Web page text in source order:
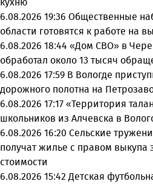
6.08.2026 19:36 Общественные
области готовятся к работе на
6.08.2026 18:44 «Дом СВО» в
обработал около 13 тысяч
6.08.2026 17:59 В Вологде
дорожного полотна на
6.08.2026 17:17 «Территория
школьников из Алчевска в
6.08.2026 16:20 Сельские
получат жилье с правом выкупа
стоимости
6.08.2026 15:42 Детская